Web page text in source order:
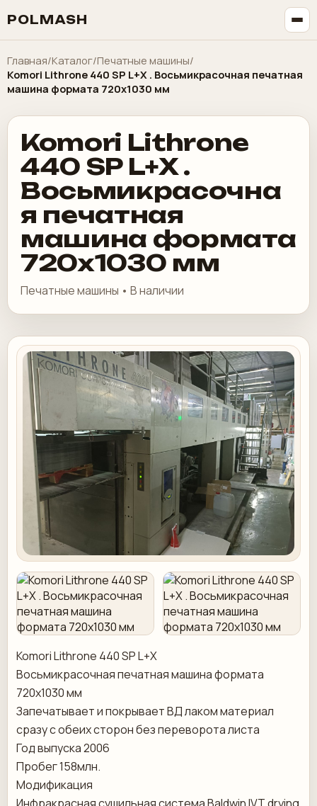
POLMASH
Главная/Каталог/Печатные машины/
Komori Lithrone 440 SP L+X . Восьмикрасочная печатная
машина формата 720х1030 мм
Komori Lithrone
440 SP L+X .
Восьмикрасочна
я печатная
машина формата
720х1030 мм
Печатные машины • В наличии
Komori Lithrone 440 SP L+X
Восьмикрасочная печатная машина формата
720х1030 мм
Запечатывает и покрывает ВД лаком материал
сразу с обеих сторон без переворота листа
Год выпуска 2006
Пробег 158млн.
Модификация